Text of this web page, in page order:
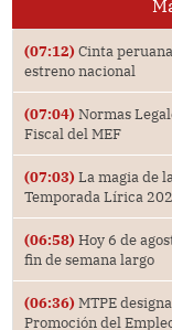
(07:12) Cinta
estreno nacional
(07:04) Normas
Fiscal del MEF
(07:03) La magia de
Temporada Lírica
(06:58) Hoy 6 de
fin de semana largo
(06:36) MTPE
Promoción del